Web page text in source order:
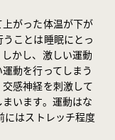
がった体温が下が
ことは睡眠にとっ
かし、激しい運動
動を行ってしまう
感神経を刺激して
います。運動はな
にはストレッチ程度